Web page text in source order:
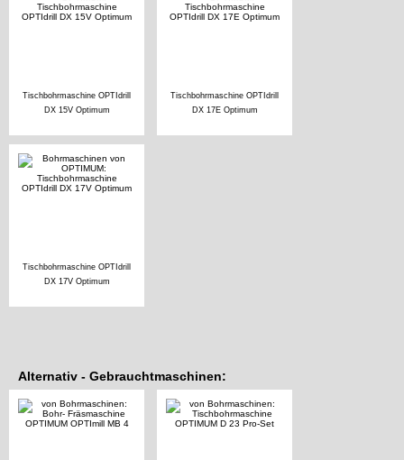
Tischbohrmaschine OPTIdrill
DX 15V Optimum
Tischbohrmaschine OPTIdrill
DX 17E Optimum
Tischbohrmaschine OPTIdrill
DX 17V Optimum
Alternativ - Gebrauchtmaschinen: